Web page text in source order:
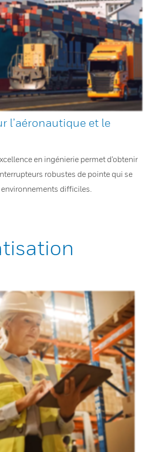
l’aéronautique et le
en ingénierie permet d’obtenir
robustes de pointe qui se
difficiles.